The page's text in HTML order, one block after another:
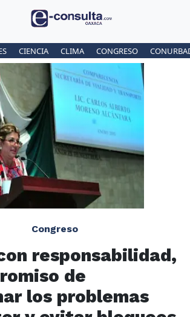
CIENCIA CLIMA CONGRESO
Congreso
responsabilidad,
de
los problemas